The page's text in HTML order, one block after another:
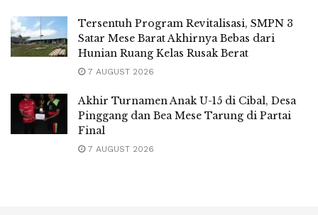
Tersentuh Program Revitalisasi, SMPN 3
Satar Mese Barat Akhirnya Bebas dari
Hunian Ruang Kelas Rusak Berat
7 AUGUST 2026
Akhir Turnamen Anak U-15 di Cibal, Desa
Pinggang dan Bea Mese Tarung di Partai
Final
7 AUGUST 2026